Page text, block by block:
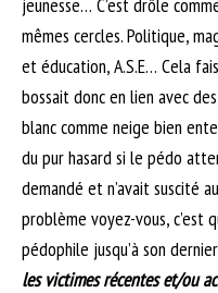
mêmes cercles. Politique,
et éducation, A.S.E… Cela
bossait donc en lien avec
blanc comme neige bien
du pur hasard si le pédo
demandé et n’avait suscité
problème voyez-vous, c’est
pédophile jusqu’à son
les victimes récentes et/ou